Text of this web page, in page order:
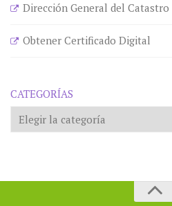
Dirección General del Catastro
Obtener Certificado Digital
CATEGORÍAS
Categorías